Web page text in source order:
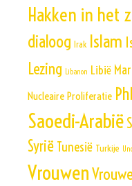
Hakken in het
dialoog Irak Islam
Lezing Libanon Libië
Nucleaire Proliferatie
Saoedi-Arabië
Syrië Tunesië Turkije
Vrouwen